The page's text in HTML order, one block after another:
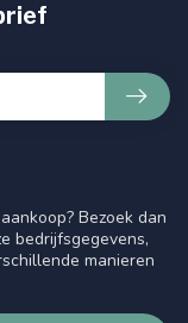
Bezoek dan
bedrijfsgegevens,
manieren